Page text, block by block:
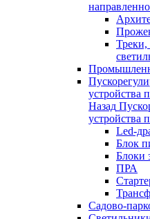
Треки,
устройства
Назад
устройства
Led-
Блок
Блоки
ПРА
Садово-